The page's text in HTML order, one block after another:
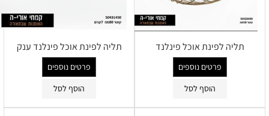
תליה לפינת אוכל פינלנד
פרטים נוספים
הוסף לסל
תליה לפינת אוכל פינלנד ענק
פרטים נוספים
הוסף לסל